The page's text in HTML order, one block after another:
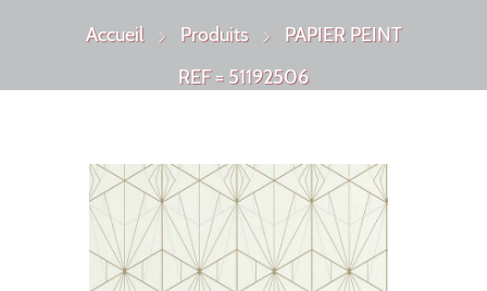
Accueil Produits
PAPIER PEINT
REF = 51192506